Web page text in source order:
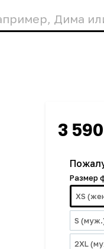
3 590
Размер
XS
S
2XL